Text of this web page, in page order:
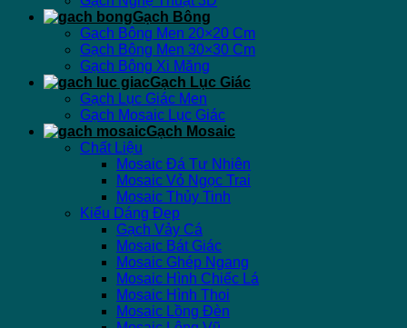
Gạch Bông
Gạch Bông Men 20×20 Cm
Gạch Bông Men 30×30 Cm
Gạch Bông Xi Măng
Gạch Lục Giác
Gạch Lục Giác Men
Gạch Mosaic Lục Giác
Gạch Mosaic
Chất Liệu
Mosaic Đá Tự Nhiên
Mosaic Vỏ Ngọc Trai
Mosaic Thủy Tinh
Kiểu Dáng Đẹp
Gạch Vảy Cá
Mosaic Bát Giác
Mosaic Ghép Ngang
Mosaic Hình Chiếc Lá
Mosaic Hình Thoi
Mosaic Lồng Đèn